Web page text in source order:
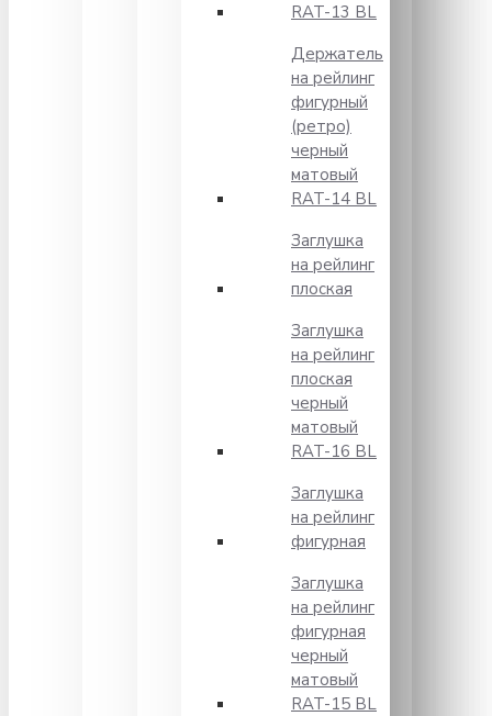
RAT-13 BL
Держатель
на рейлинг
фигурный
(ретро)
черный
матовый
RAT-14 BL
Заглушка
на рейлинг
плоская
Заглушка
на рейлинг
плоская
черный
матовый
RAT-16 BL
Заглушка
на рейлинг
фигурная
Заглушка
на рейлинг
фигурная
черный
матовый
RAT-15 BL